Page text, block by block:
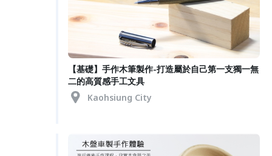
【基礎】手作木筆製作-打造屬於自己第一支獨一無
二的高質感手工文具
Kaohsiung City